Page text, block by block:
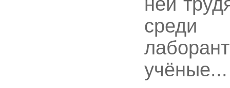
среди
учёные...